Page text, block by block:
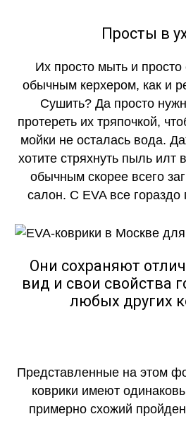
Просты в
Их просто мыть и
обычным керхером, как и
Сушить? Да просто
протереть их тряпочкой,
мойки не осталась вода.
хотите стряхнуть пыль илт
обычным скорее всего
салон. С EVA все
Они сохраняют
вид и свои свойства
любых других
Представленные на этом
коврики имеют
примерно схожий